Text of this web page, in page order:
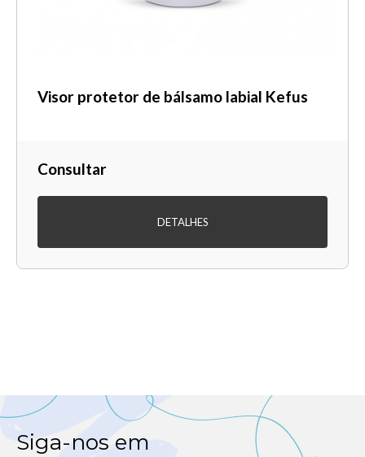
Visor protetor de bálsamo labial Kefus
Consultar
DETALHES
Siga-nos em